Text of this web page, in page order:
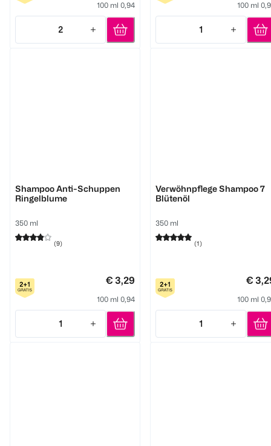
100 ml 0,94
2
Quantity: 2
100 ml
1
Quantity: 1
Shampoo Anti-Schuppen
Ringelblume
350 ml
(9)
€ 3,29
100 ml 0,94
1
Quantity: 1
Verwöhnpflege Shampoo 7
Blütenöl
350 ml
(1)
€
100 ml
1
Quantity: 1